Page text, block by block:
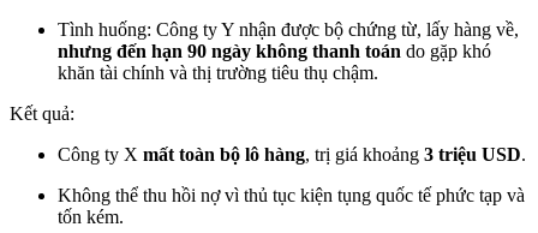
Tình huống: Công ty Y nhận được bộ chứng từ, lấy hàng về,
nhưng đến hạn 90 ngày không thanh toán do gặp khó
khăn tài chính và thị trường tiêu thụ chậm.
Kết quả:
Công ty X mất toàn bộ lô hàng, trị giá khoảng 3 triệu USD.
Không thể thu hồi nợ vì thủ tục kiện tụng quốc tế phức tạp và
tốn kém.